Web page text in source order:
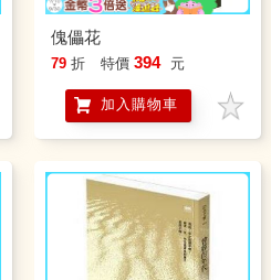
傀儡花
79 折 特價 394 元
加入購物車